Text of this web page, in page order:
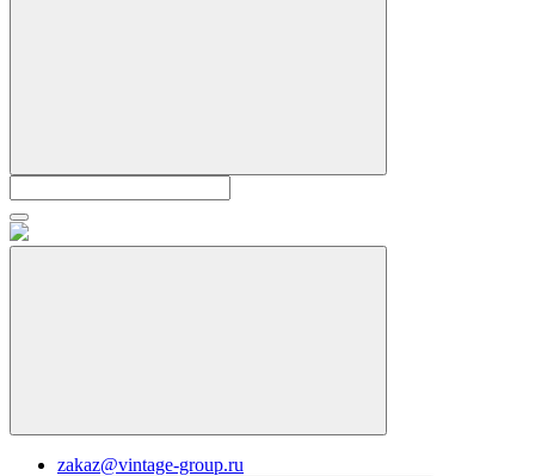
zakaz@vintage-group.ru